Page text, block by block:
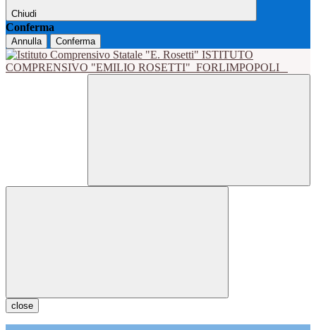
Chiudi
Conferma
Annulla Conferma
ISTITUTO
COMPRENSIVO "EMILIO ROSETTI" FORLIMPOPOLI
close